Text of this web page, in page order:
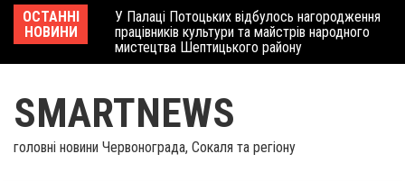
Skip
content
ОСТАННІ
НОВИНИ
У Палаці Потоцьких відбулось нагородження
працівників культури та майстрів народного
мистецтва Шептицького району
SMARTNEWS
головні новини Червонограда, Сокаля та регіону